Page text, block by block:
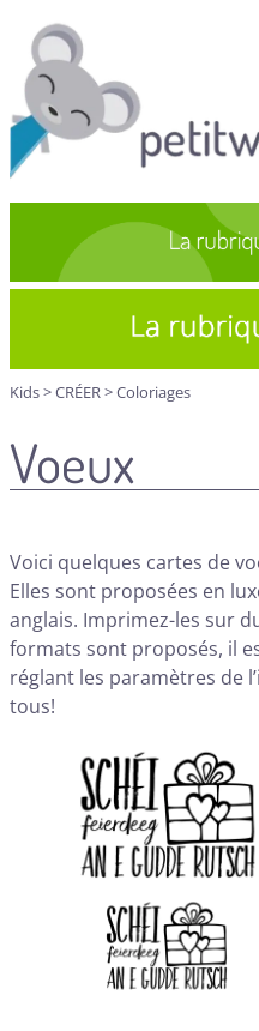
Kids>CRÉER>Coloriages
Voeux
Voici quelques cartes de
Elles sont proposées en
anglais. Imprimez-les sur
formats sont proposés, il
réglant les paramètres de
tous!